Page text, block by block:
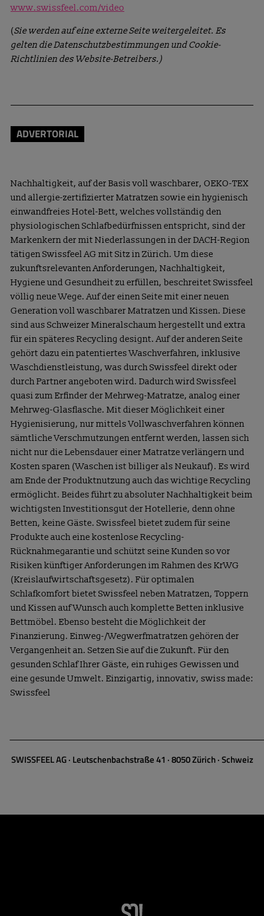
www.swissfeel.com/video
(Sie werden auf eine externe Seite weitergeleitet. Es
gelten die Datenschutzbestimmungen und Cookie-
Richtlinien des Website-Betreibers.)
ADVERTORIAL
Nachhaltigkeit, auf der Basis voll waschbarer, OEKO-TEX
und allergie-zertifizierter Matratzen sowie ein hygienisch
einwandfreies Hotel-Bett, welches vollständig den
physiologischen Schlafbedürfnissen entspricht, sind der
Markenkern der mit Niederlassungen in der DACH-Region
tätigen Swissfeel AG mit Sitz in Zürich. Um diese
zukunftsrelevanten Anforderungen, Nachhaltigkeit,
Hygiene und Gesundheit zu erfüllen, beschreitet Swissfeel
völlig neue Wege. Auf der einen Seite mit einer neuen
Generation voll waschbarer Matratzen und Kissen. Diese
sind aus Schweizer Mineralschaum hergestellt und extra
für ein späteres Recycling designt. Auf der anderen Seite
gehört dazu ein patentiertes Waschverfahren, inklusive
Waschdienstleistung, was durch Swissfeel direkt oder
durch Partner angeboten wird. Dadurch wird Swissfeel
quasi zum Erfinder der Mehrweg-Matratze, analog einer
Mehrweg-Glasflasche. Mit dieser Möglichkeit einer
Hygienisierung, nur mittels Vollwaschverfahren können
sämtliche Verschmutzungen entfernt werden, lassen sich
nicht nur die Lebensdauer einer Matratze verlängern und
Kosten sparen (Waschen ist billiger als Neukauf). Es wird
am Ende der Produktnutzung auch das wichtige Recycling
ermöglicht. Beides führt zu absoluter Nachhaltigkeit beim
wichtigsten Investitionsgut der Hotellerie, denn ohne
Betten, keine Gäste. Swissfeel bietet zudem für seine
Produkte auch eine kostenlose Recycling-
Rücknahmegarantie und schützt seine Kunden so vor
Risiken künftiger Anforderungen im Rahmen des KrWG
(Kreislaufwirtschaftsgesetz). Für optimalen
Schlafkomfort bietet Swissfeel neben Matratzen, Toppern
und Kissen auf Wunsch auch komplette Betten inklusive
Bettmöbel. Ebenso besteht die Möglichkeit der
Finanzierung. Einweg-/Wegwerfmatratzen gehören der
Vergangenheit an. Setzen Sie auf die Zukunft. Für den
gesunden Schlaf Ihrer Gäste, ein ruhiges Gewissen und
eine gesunde Umwelt. Einzigartig, innovativ, swiss made:
Swissfeel
SWISSFEEL AG · Leutschenbachstraße 41 · 8050 Zürich · Schweiz